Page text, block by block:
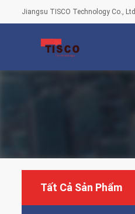
Jiangsu TISCO Technology Co., Ltd
Tất Cả Sản Phẩm